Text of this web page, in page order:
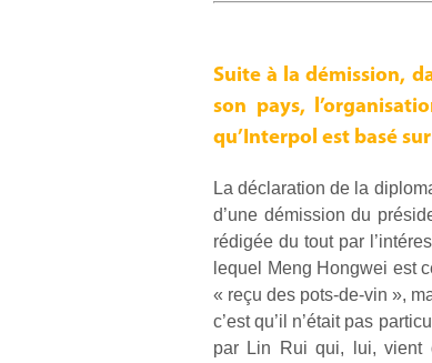
Suite à la démission,
son pays,
qu’Interpol est basé
La déclaration de la
d’une démission du
rédigée du tout par
lequel Meng Hongwei est
« reçu des pots-de-vin »,
c’est qu’il n’était pas
par Lin Rui qui, lui, vient